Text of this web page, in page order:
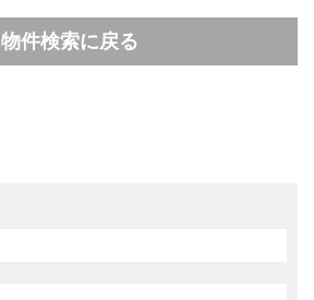
物件検索に戻る